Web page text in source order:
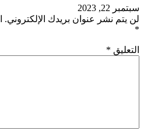
سبتمبر 22, 2023
لن يتم نشر عنوان بريدك الإلكتروني.
*
التعليق *